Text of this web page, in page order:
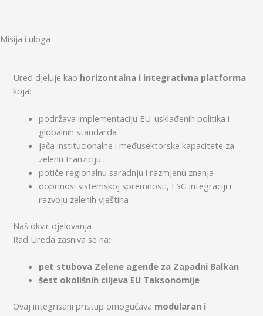
Misija i uloga
Ured djeluje kao horizontalna i integrativna platforma
koja:
podržava implementaciju EU-usklađenih politika i
globalnih standarda
jača institucionalne i međusektorske kapacitete za
zelenu tranziciju
potiče regionalnu saradnju i razmjenu znanja
doprinosi sistemskoj spremnosti, ESG integraciji i
razvoju zelenih vještina
Naš okvir djelovanja
Rad Ureda zasniva se na:
pet stubova Zelene agende za Zapadni Balkan
šest okolišnih ciljeva EU Taksonomije
Ovaj integrisani pristup omogućava modularan i